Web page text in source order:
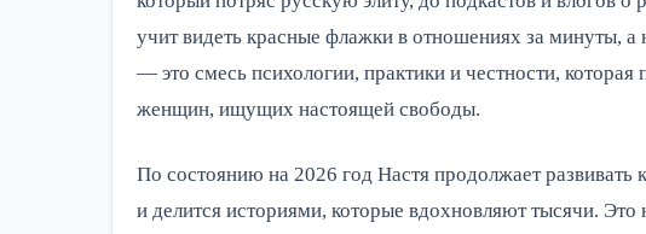
учит видеть красные флажки в отношениях за минуты,
— это смесь психологии, практики и честности, которая
женщин, ищущих настоящей свободы.
По состоянию на 2026 год Настя продолжает
и делится историями, которые вдохновляют тысячи.